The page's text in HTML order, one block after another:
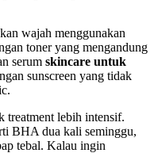
wajah menggunakan
toner yang mengandung
serum skincare untuk
sunscreen yang tidak
treatment lebih intensif.
BHA dua kali seminggu,
tebal. Kalau ingin